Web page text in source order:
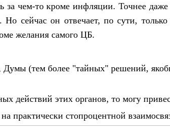
за чем-то кроме инфляции. Точнее
сейчас он отвечает, по сути,
желания самого ЦБ.
Думы (тем более "тайных" решений,
действий этих органов, то могу
практически стопроцентной